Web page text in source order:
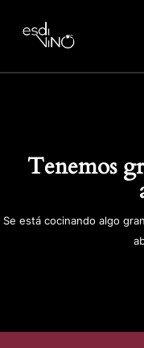
Tenemos
Se está cocinando algo